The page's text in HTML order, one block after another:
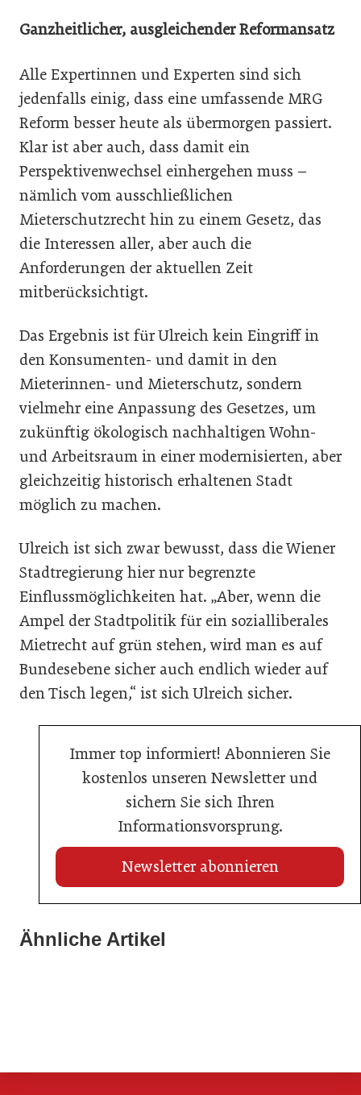
Ganzheitlicher, ausgleichender Reformansatz
Alle Expertinnen und Experten sind sich
jedenfalls einig, dass eine umfassende MRG
Reform besser heute als übermorgen passiert.
Klar ist aber auch, dass damit ein
Perspektivenwechsel einhergehen muss –
nämlich vom ausschließlichen
Mieterschutzrecht hin zu einem Gesetz, das
die Interessen aller, aber auch die
Anforderungen der aktuellen Zeit
mitberücksichtigt.
Das Ergebnis ist für Ulreich kein Eingriff in
den Konsumenten- und damit in den
Mieterinnen- und Mieterschutz, sondern
vielmehr eine Anpassung des Gesetzes, um
zukünftig ökologisch nachhaltigen Wohn-
und Arbeitsraum in einer modernisierten, aber
gleichzeitig historisch erhaltenen Stadt
möglich zu machen.
Ulreich ist sich zwar bewusst, dass die Wiener
Stadtregierung hier nur begrenzte
Einflussmöglichkeiten hat. „Aber, wenn die
Ampel der Stadtpolitik für ein sozialliberales
Mietrecht auf grün stehen, wird man es auf
Bundesebene sicher auch endlich wieder auf
den Tisch legen,“ ist sich Ulreich sicher.
Immer top informiert! Abonnieren Sie
kostenlos unseren Newsletter und
sichern Sie sich Ihren
Informationsvorsprung.
Newsletter abonnieren
Ähnliche Artikel
13. Juli 2026
Franchise Awards 2026: ÖFV zeichnet Systeme und